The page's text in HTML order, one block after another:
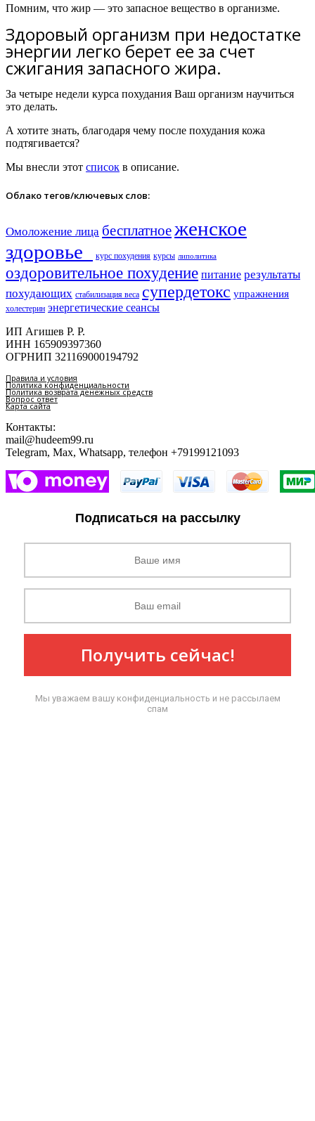
Помним, что жир — это запасное вещество в организме.
Здоровый организм при недостатке
энергии легко берет ее за счет
сжигания запасного жира.
За четыре недели курса похудания Ваш организм научиться
это делать.
А хотите знать, благодаря чему после похудания кожа
подтягивается?
Мы внесли этот список в описание.
Облако тегов/ключевых слов:
Омоложение лица бесплатноеженское
здоровье​
курс похудения курсы липолитика
оздоровительное похудение питание результаты
похудающих стабилизация веса супердетокс упражнения
холестерин энергетические сеансы
ИП Агишев Р. Р.
ИНН 165909397360
ОГРНИП 321169000194792
Правила и условия
Политика конфиденциальности
Политика возврата денежных средств
Вопрос ответ
Карта сайта
Контакты:
mail@hudeem99.ru
Telegram, Max, Whatsapp, телефон +79199121093
Подписаться на рассылку
Получить сейчас!
Мы уважаем вашу конфиденциальность и не рассылаем
спам